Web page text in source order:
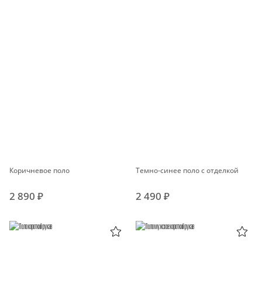
Коричневое поло
2 890 ₽
Темно-синее поло с отделкой
2 490 ₽